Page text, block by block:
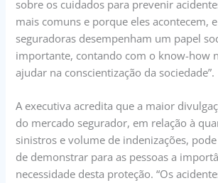
sobre os cuidados para prevenir
mais comuns e porque eles acontecem,
seguradoras desempenham um papel
importante, contando com o know-how
ajudar na conscientização da sociedade”.
A executiva acredita que a maior
do mercado segurador, em relação à
sinistros e volume de indenizações,
de demonstrar para as pessoas a
necessidade desta proteção. “Os